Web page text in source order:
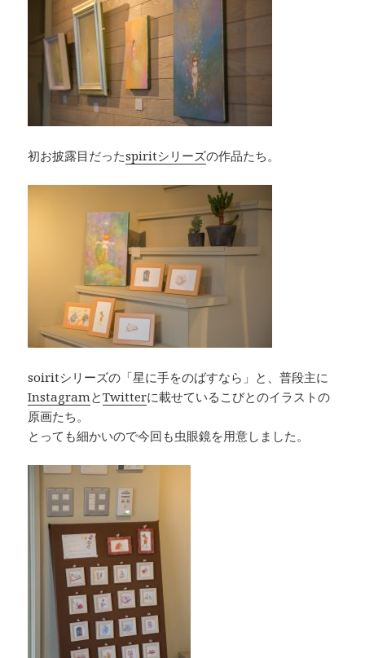
初お披露目だったspiritシリーズの作品たち。
soiritシリーズの「星に手をのばすなら」と、普段主に
InstagramとTwitterに載せているこびとのイラストの
原画たち。
とっても細かいので今回も虫眼鏡を用意しました。